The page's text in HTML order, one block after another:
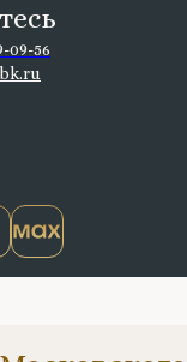
09-56